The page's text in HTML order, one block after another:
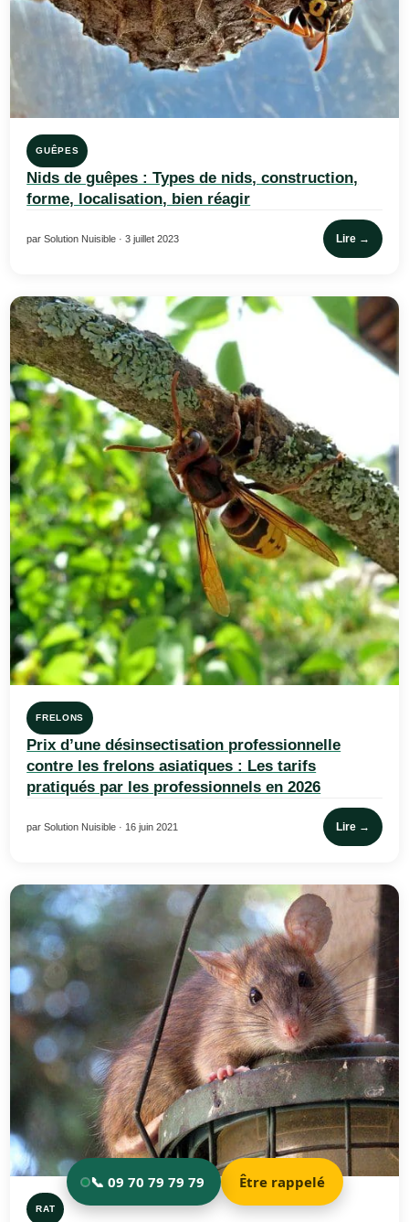
GUÊPES
Nids de guêpes : Types de nids, construction,
forme, localisation, bien réagir
par Solution Nuisible · 3 juillet 2023 Lire →
FRELONS
Prix d’une désinsectisation professionnelle
contre les frelons asiatiques : Les tarifs
pratiqués par les professionnels en 2026
par Solution Nuisible · 16 juin 2021 Lire →
RAT